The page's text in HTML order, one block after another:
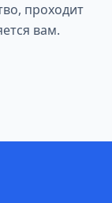
проходит
вам.